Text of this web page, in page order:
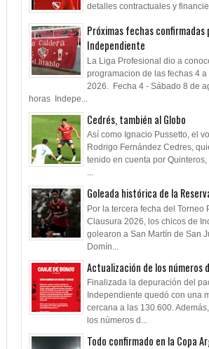
detalles contractuales y
Próximas fechas confirmadas
Independiente
La Liga Profesional dio a
programacion de las fechas 4
2026. Fecha 4 - Sábado 8 de
horas Indepe...
Cedrés, también al Globo
Así como Ignacio Pussetto, el
Rodrigo Fernández Cedres,
tenido en cuenta por Quinteros,
...
Goleada histórica de la
Por la tercera fecha del Torneo
Clausura 2026, los chicos de
golearon a San Martín de San
Domín...
Actualización de los números
Finalizada la depuración del
Independiente quedó con una
cercana a las 130.600.
los números d...
Todo confirmado en la Copa